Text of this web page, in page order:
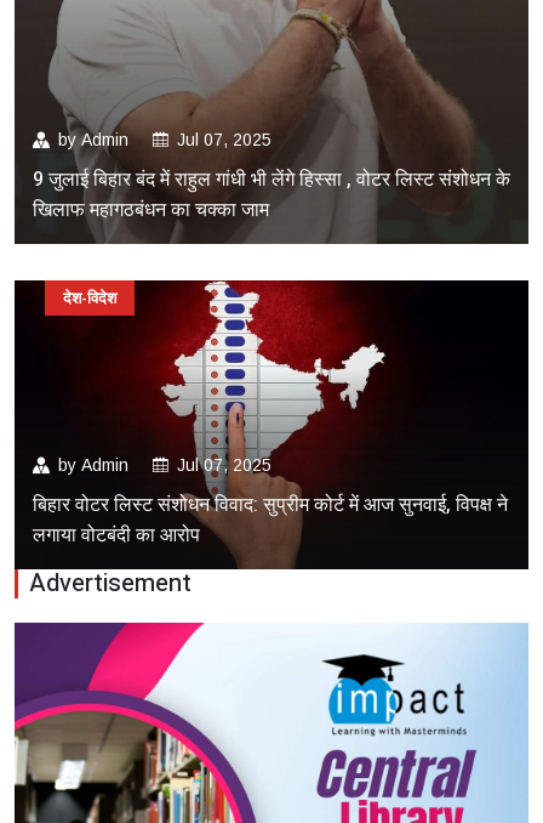
byAdmin Jul 07, 2025
9 जुलाई बिहार बंद में राहुल गांधी भी लेंगे हिस्सा , वोटर लिस्ट संशोधन के
खिलाफ महागठबंधन का चक्का जाम
by Admin Jul 07, 2025
बिहार वोटर लिस्ट संशोधन विवाद: सुप्रीम कोर्ट में आज सुनवाई, विपक्ष ने
लगाया वोटबंदी का आरोप
देश-विदेश
Advertisement